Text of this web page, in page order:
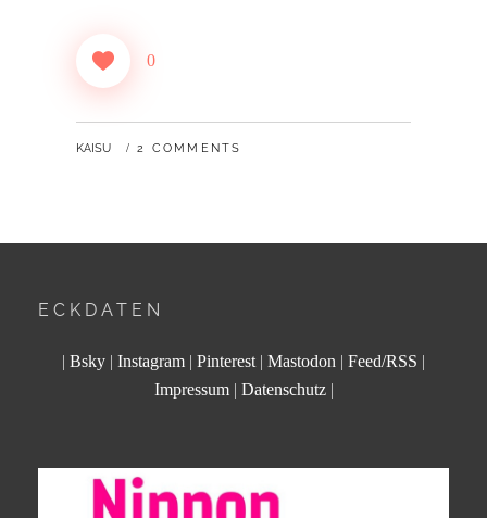
0
BY
KAISU 2 COMMENTS
ECKDATEN
| Bsky | Instagram | Pinterest | Mastodon | Feed/RSS |
Impressum| Datenschutz|